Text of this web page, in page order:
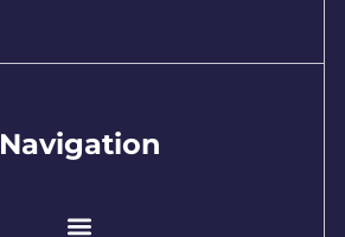
Navigation